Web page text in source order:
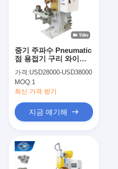
중기 주파수 Pneumatic
점 용접기 구리 와이어
가격:USD28000-USD38000
MOQ:1
최신 가격 받기
지금 얘기해